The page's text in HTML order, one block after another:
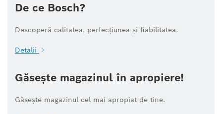
De ce Bosch?
Descoperă calitatea, perfecțiunea și fiabilitatea.
Detalii
Găsește magazinul în apropiere!
Găsește magazinul cel mai apropiat de tine.